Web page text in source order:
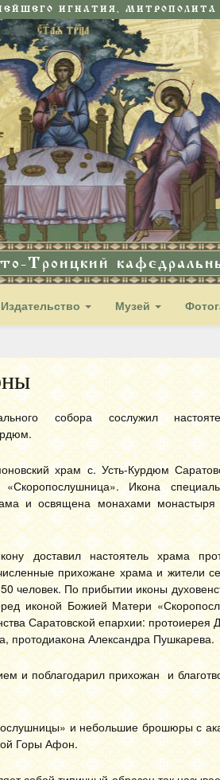
ИГНАТИЯ, МИТРОПОЛИТА
Троицкий
Издательство Музей
собора сослужил
храм с. Усть-Курдюм
Икона
и освящена монахами
доставил настоятель храма
прихожане храма и жители
человек. По прибытии иконы
иконой Божией Матери
Саратовской епархии: протоиерея
протодиакона Александра Пушкарева.
и поблагодарил прихожан и
и небольшие брошюры с
Горы Афон.